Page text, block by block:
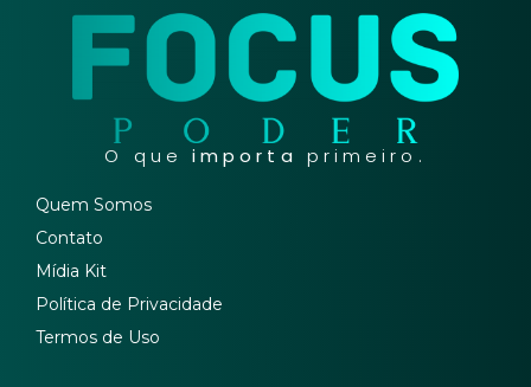
O que importa primeiro.
Quem Somos
Contato
Mídia Kit
Política de Privacidade
Termos de Uso